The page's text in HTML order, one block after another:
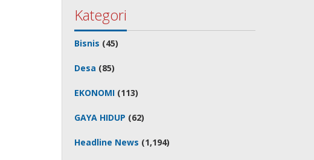
Kategori
Bisnis (45)
Desa (85)
EKONOMI (113)
GAYA HIDUP (62)
Headline News (1,194)